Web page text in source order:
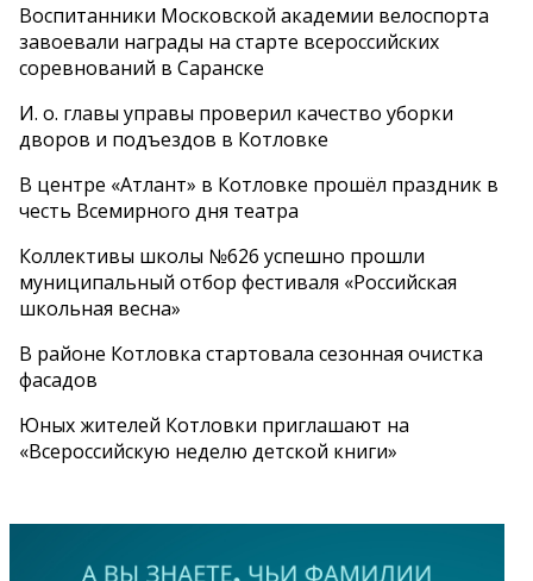
Воспитанники Московской академии велоспорта
завоевали награды на старте всероссийских
соревнований в Саранске
И. о. главы управы проверил качество уборки
дворов и подъездов в Котловке
В центре «Атлант» в Котловке прошёл праздник в
честь Всемирного дня театра
Коллективы школы №626 успешно прошли
муниципальный отбор фестиваля «Российская
школьная весна»
В районе Котловка стартовала сезонная очистка
фасадов
Юных жителей Котловки приглашают на
«Всероссийскую неделю детской книги»